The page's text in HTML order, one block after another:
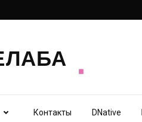
Контакты DNative